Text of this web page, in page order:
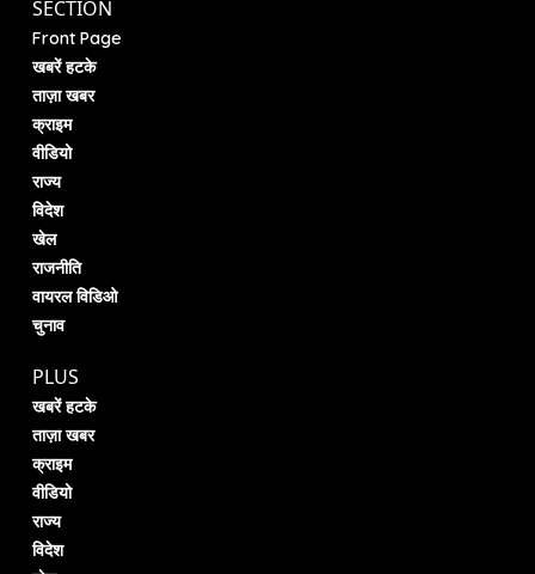
SECTION
Front Page
खबरें हटके
ताज़ा खबर
क्राइम
वीडियो
राज्य
विदेश
खेल
राजनीति
वायरल विडिओ
चुनाव
PLUS
खबरें हटके
ताज़ा खबर
क्राइम
वीडियो
राज्य
विदेश